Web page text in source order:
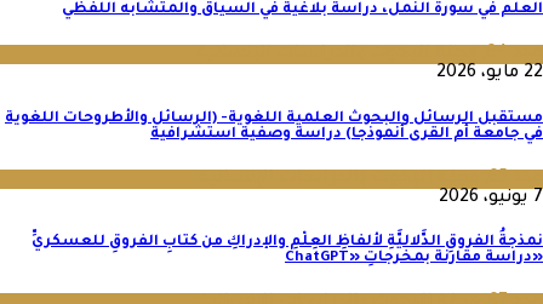
العلم في سورة النمل، دراسة بلاغية في السياق والمتشابه اللفظي
22 مايو، 2026
مستقبل الرسائل والبحوث العلمية اللغوية- (الرسائل والأطروحات اللغوية
في جامعة أم القرى أنموذجا) دراسة وصفية استشرافية
7 يونيو، 2026
نمذجةُ الفروقِ الدَّلاليَّةِ لألفاظِ العِلْمِ والإدراكِ من كتابِ الفروقِ للعسكريِّ
«دراسة مقارنة بمخرجاتِ «ChatGPT